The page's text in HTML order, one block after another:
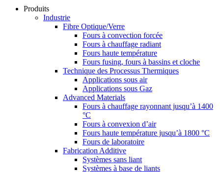
Produits
Industrie
Fibre Optique/Verre
Fours à convection forcée
Fours à chauffage radiant
Fours haute température
Fours fusing, fours à bassins et cloche
Technique des Processus Thermiques
Applications sous air
Applications sous Gaz
Advanced Materials
Fours à chauffage rayonnant jusqu’à 1400
°C
Fours à convexion d’air
Fours haute température jusqu’à 1800 °C
Fours de laboratoire
Fabrication Additive
Systèmes sans liant
Systèmes à base de liants